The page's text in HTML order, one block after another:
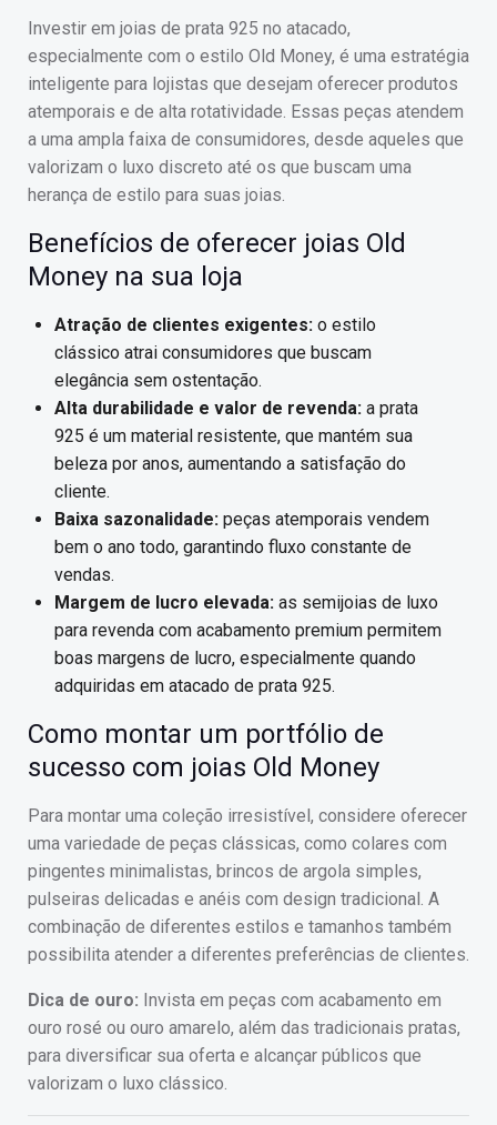
Investir em joias de prata 925 no atacado,
especialmente com o estilo Old Money, é uma estratégia
inteligente para lojistas que desejam oferecer produtos
atemporais e de alta rotatividade. Essas peças atendem
a uma ampla faixa de consumidores, desde aqueles que
valorizam o luxo discreto até os que buscam uma
herança de estilo para suas joias.
Benefícios de oferecer joias Old
Money na sua loja
Atração de clientes exigentes: o estilo
clássico atrai consumidores que buscam
elegância sem ostentação.
Alta durabilidade e valor de revenda: a prata
925 é um material resistente, que mantém sua
beleza por anos, aumentando a satisfação do
cliente.
Baixa sazonalidade: peças atemporais vendem
bem o ano todo, garantindo fluxo constante de
vendas.
Margem de lucro elevada: as semijoias de luxo
para revenda com acabamento premium permitem
boas margens de lucro, especialmente quando
adquiridas em atacado de prata 925.
Como montar um portfólio de
sucesso com joias Old Money
Para montar uma coleção irresistível, considere oferecer
uma variedade de peças clássicas, como colares com
pingentes minimalistas, brincos de argola simples,
pulseiras delicadas e anéis com design tradicional. A
combinação de diferentes estilos e tamanhos também
possibilita atender a diferentes preferências de clientes.
Dica de ouro: Invista em peças com acabamento em
ouro rosé ou ouro amarelo, além das tradicionais pratas,
para diversificar sua oferta e alcançar públicos que
valorizam o luxo clássico.